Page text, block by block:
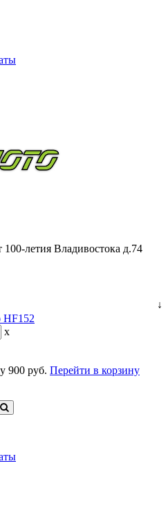
летия Владивостока д.74
↓
x
900 руб. Перейти в корзину